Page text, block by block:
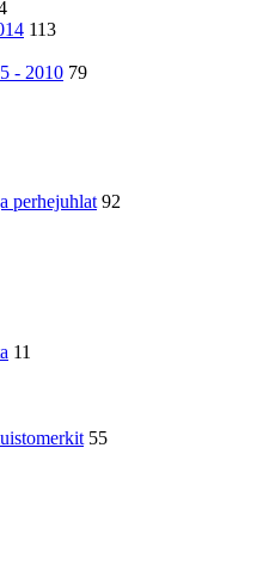
113
- 2010 79
perhejuhlat 92
11
55